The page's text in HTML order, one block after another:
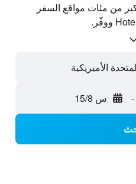
من مئات مواقع السفر
الأميريكية
- س 15/8